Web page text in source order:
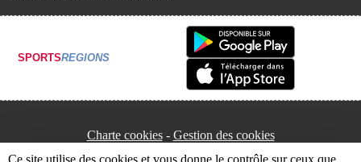
SPORTSREGIONS
Charte cookies Gestion des cookies
Ce site utilise des cookies et vous donne le contrôle sur ceux que